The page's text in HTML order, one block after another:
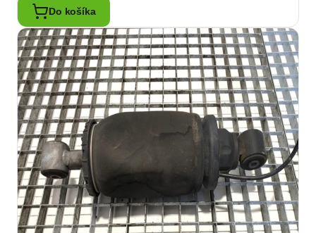
Do košíka